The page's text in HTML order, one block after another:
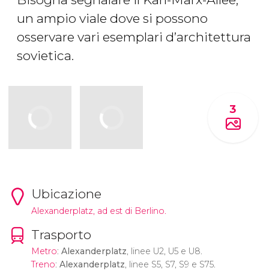
un ampio viale dove si possono
osservare vari esemplari d’architettura
sovietica.
3
Ubicazione
Alexanderplatz, ad est di Berlino.
Trasporto
Metro: Alexanderplatz, linee U2, U5 e U8.
Treno: Alexanderplatz, linee S5, S7, S9 e S75.